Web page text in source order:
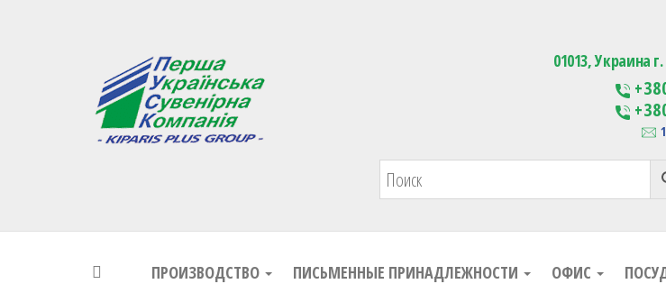
Первая Украинская Сувенирная Компания 01013, Украина
ПРОИЗВОДСТВО ПИСЬМЕННЫЕ ПРИНАДЛЕЖНОСТИ ОФИС